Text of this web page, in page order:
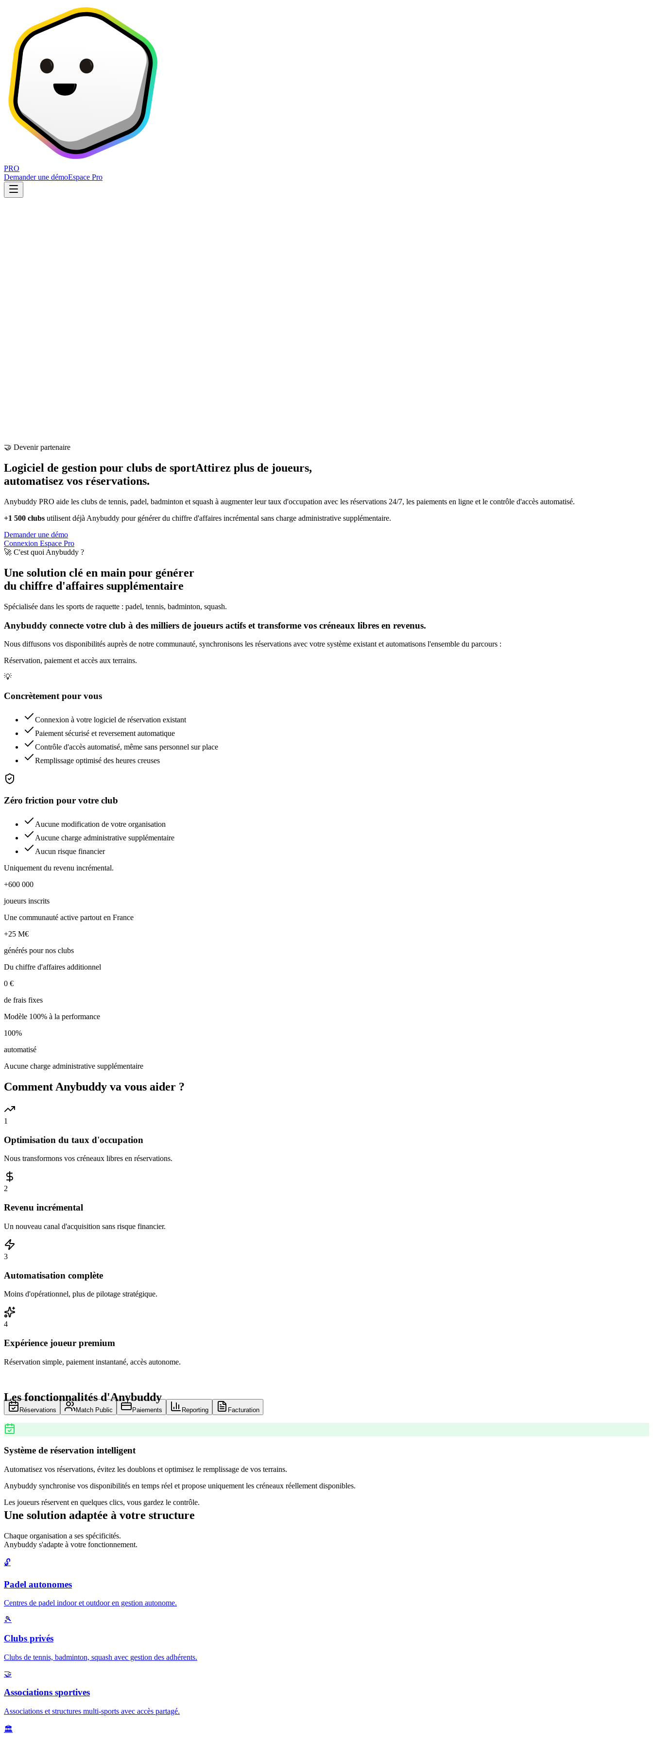
PRO
Demander une démoEspace Pro
🤝 Devenir partenaire
Logiciel de gestion pour clubs de sportAttirez plus de joueurs,
automatisez vos réservations.
Anybuddy PRO aide les clubs de tennis, padel, badminton et squash à augmenter leur taux d'occupation avec les réservations 24/7, les paiements en ligne et le contrôle d'accès automatisé.
+1 500 clubs utilisent déjà Anybuddy pour générer du chiffre d'affaires incrémental sans charge administrative supplémentaire.
Demander une démo
Connexion Espace Pro
🚀 C'est quoi Anybuddy ?
Une solution clé en main pour générer
du chiffre d'affaires supplémentaire
Spécialisée dans les sports de raquette : padel, tennis, badminton, squash.
Anybuddy connecte votre club à des milliers de joueurs actifs et transforme vos créneaux libres en revenus.
Nous diffusons vos disponibilités auprès de notre communauté, synchronisons les réservations avec votre système existant et automatisons l'ensemble du parcours :
Réservation, paiement et accès aux terrains.
💡
Concrètement pour vous
Connexion à votre logiciel de réservation existant
Paiement sécurisé et reversement automatique
Contrôle d'accès automatisé, même sans personnel sur place
Remplissage optimisé des heures creuses
Zéro friction pour votre club
Aucune modification de votre organisation
Aucune charge administrative supplémentaire
Aucun risque financier
Uniquement du revenu incrémental.
+600 000
joueurs inscrits
Une communauté active partout en France
+25 M€
générés pour nos clubs
Du chiffre d'affaires additionnel
0 €
de frais fixes
Modèle 100% à la performance
100%
automatisé
Aucune charge administrative supplémentaire
Comment Anybuddy va vous aider ?
1
Optimisation du taux d'occupation
Nous transformons vos créneaux libres en réservations.
2
Revenu incrémental
Un nouveau canal d'acquisition sans risque financier.
3
Automatisation complète
Moins d'opérationnel, plus de pilotage stratégique.
4
Expérience joueur premium
Réservation simple, paiement instantané, accès autonome.
Les fonctionnalités d'Anybuddy
Réservations Match Public Paiements Reporting Facturation
Système de réservation intelligent
Automatisez vos réservations, évitez les doublons et optimisez le remplissage de vos terrains.
Anybuddy synchronise vos disponibilités en temps réel et propose uniquement les créneaux réellement disponibles.
Les joueurs réservent en quelques clics, vous gardez le contrôle.
Une solution adaptée à votre structure
Chaque organisation a ses spécificités.
Anybuddy s'adapte à votre fonctionnement.
🔓
Padel autonomes
Centres de padel indoor et outdoor en gestion autonome.
🎾
Clubs privés
Clubs de tennis, badminton, squash avec gestion des adhérents.
🤝
Associations sportives
Associations et structures multi-sports avec accès partagé.
🏛️